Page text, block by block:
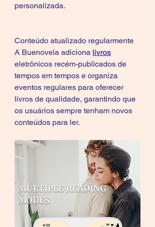
personalizada.
Conteúdo atualizado regularmente
A Buenovela adiciona livros
eletrônicos recém-publicados de
tempos em tempos e organiza
eventos regulares para oferecer
livros de qualidade, garantindo que
os usuários sempre tenham novos
conteúdos para ler.